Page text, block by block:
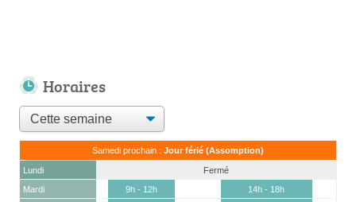
Horaires
Samedi prochain : Jour férié (Assomption)
Lundi
Fermé
Mardi
9h - 12h
14h - 18h